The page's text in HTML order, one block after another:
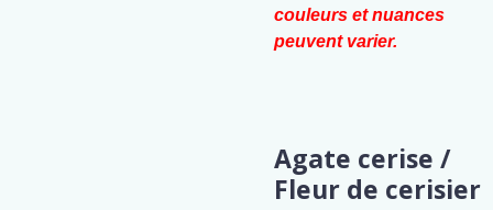
couleurs et nuances
peuvent varier.
Agate cerise /
Fleur de cerisier